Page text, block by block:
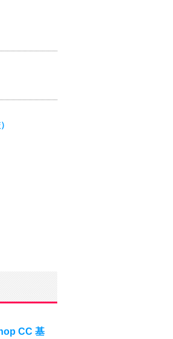
CC 基